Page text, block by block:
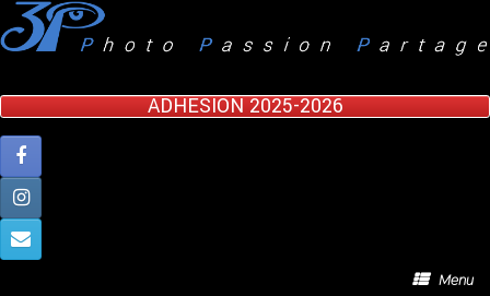
Skip
to
content
ADHESION 2025-2026
Menu